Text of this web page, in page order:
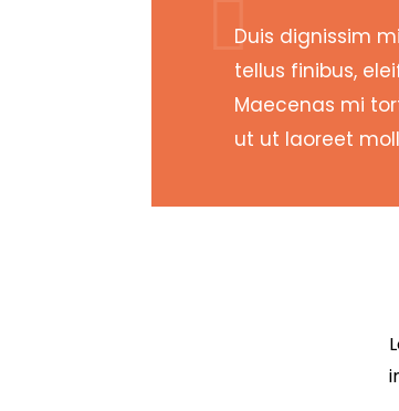
Duis dignissim
tellus finibus,
Maecenas mi
ut ut laoreet